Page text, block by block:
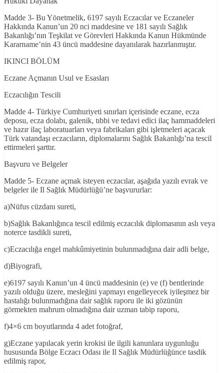
Madde 3- Bu Yönetmelik, 6197 sayılı Eczacılar ve Eczaneler
Hakkında Kanun’un 20 nci maddesine ve 181 sayılı Sağlık
Bakanlığı’nın Teşkilat ve Görevleri Hakkında Kanun Hükmünde
Kararname’nin 43 üncü maddesine dayanılarak hazırlanmıştır.
IKINCI BÖLÜM
Eczane Açmanın Usul ve Esasları
Eczacılığın Tescili
Madde 4- Türkiye Cumhuriyeti sınırları içerisinde eczane, ecza
deposu, ecza dolabı, galenik, tıbbi ve tedavi edici ilaç hammaddeleri
ve hazır ilaç laboratuarları veya fabrikaları gibi işletmeleri açacak
Türk vatandaşı eczacıların, diplomalarını Sağlık Bakanlığı’na tescil
ettirmeleri şarttır.
Başvuru ve Belgeler
Madde 5- Eczane açmak isteyen eczacılar, aşağıda yazılı evrak ve
belgeler ile Il Sağlık Müdürlüğü’ne başvururlar:
a)Nüfus cüzdanı sureti,
b)Sağlık Bakanlığınca tescil edilmiş eczacılık diplomasının aslı veya
noterce tasdikli sureti,
c)Eczacılığa engel mahkûmiyetinin bulunmadığına dair adli belge,
d)Biyografi,
e)6197 sayılı Kanun’un 4 üncü maddesinin (e) ve (f) bentlerinde
yazılı olduğu üzere, mesleğini yapmayı engelleyecek iyileşmez bir
hastalığı bulunmadığına dair sağlık raporu ile iki gözünün
görmekten mahrum olmadığına dair uzman tabip raporu,
f)4×6 cm boyutlarında 4 adet fotoğraf,
g)Eczane yapılacak yerin krokisi ile ilgili kanunlara uygunluğu
hususunda Bölge Eczacı Odası ile Il Sağlık Müdürlüğünce tasdik
edilmiş rapor,